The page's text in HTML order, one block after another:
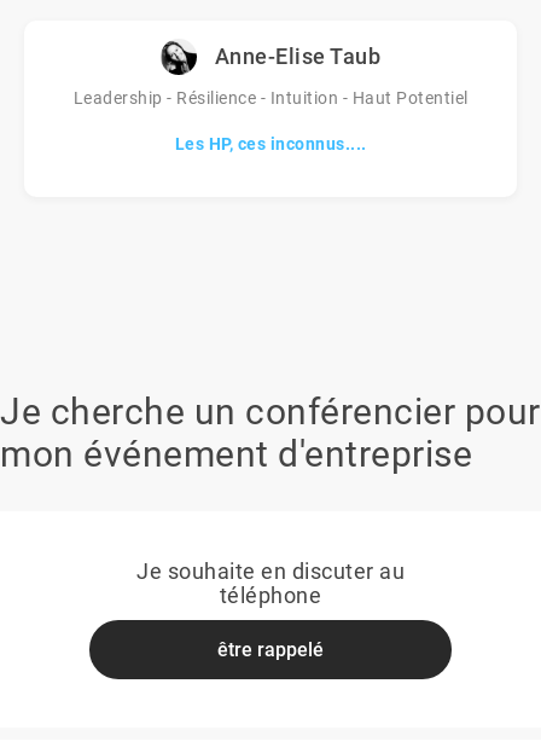
Anne-Elise Taub
Leadership - Résilience - Intuition - Haut Potentiel
Les HP, ces inconnus....
Je cherche un conférencier pour
mon événement d'entreprise
Je souhaite en discuter au
téléphone
être rappelé